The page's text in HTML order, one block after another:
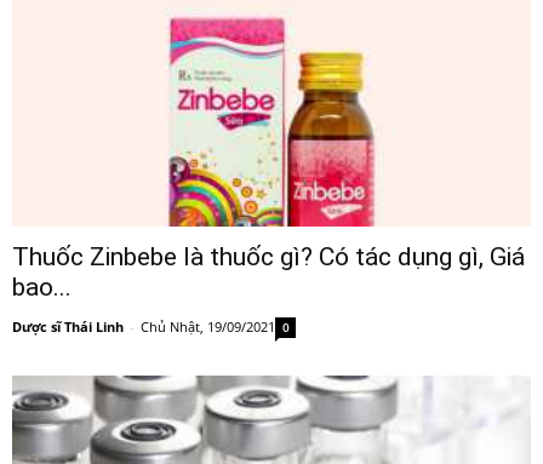
Thuốc Zinbebe là thuốc gì? Có tác dụng gì, Giá
bao...
Dược sĩ Thái Linh - Chủ Nhật, 19/09/2021 0